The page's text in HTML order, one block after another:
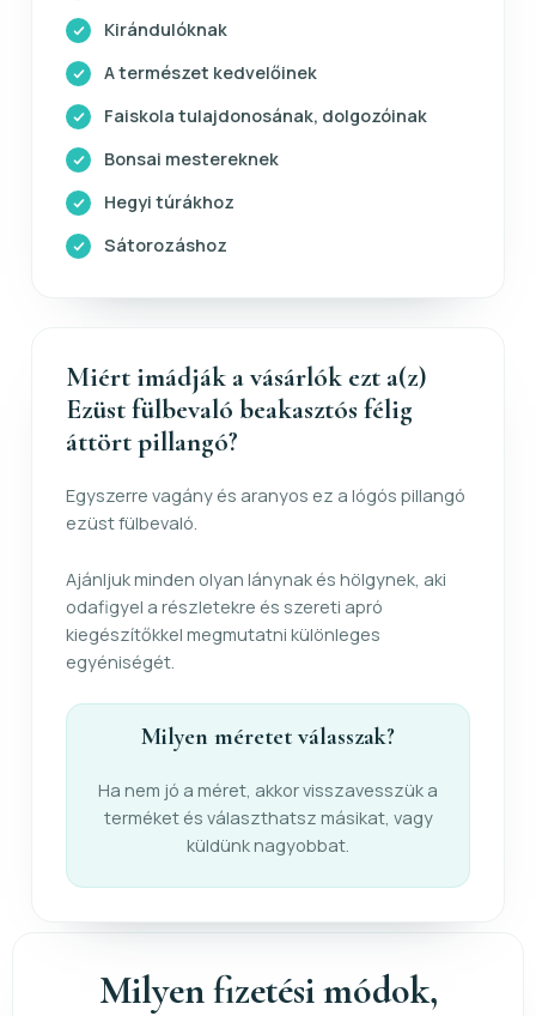
Kirándulóknak
A természet kedvelőinek
Faiskola tulajdonosának, dolgozóinak
Bonsai mestereknek
Hegyi túrákhoz
Sátorozáshoz
Miért imádják a vásárlók ezt a(z)
Ezüst fülbevaló beakasztós félig
áttört pillangó?
Egyszerre vagány és aranyos ez a lógós pillangó
ezüst fülbevaló.
Ajánljuk minden olyan lánynak és hölgynek, aki
odafigyel a részletekre és szereti apró
kiegészítőkkel megmutatni különleges
egyéniségét.
Milyen méretet válasszak?
Ha nem jó a méret, akkor visszavesszük a
terméket és választhatsz másikat, vagy
küldünk nagyobbat.
Milyen fizetési módok,